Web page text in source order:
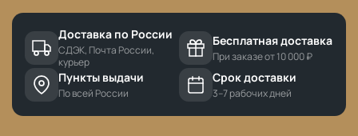
Доставка по России
СДЭК, Почта России,
курьер
Бесплатная доставка
При заказе от 10 000 ₽
Пункты выдачи
По всей России
Срок доставки
3–7 рабочих дней